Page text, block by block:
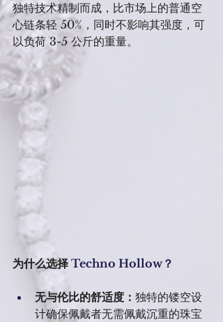
独特技术精制而成，比市场上的普通空
心链条轻 50%，同时不影响其强度，可
以负荷 3-5 公斤的重量。
为什么选择 Techno Hollow？
无与伦比的舒适度： 独特的镂空设
计确保佩戴者无需佩戴沉重的珠宝